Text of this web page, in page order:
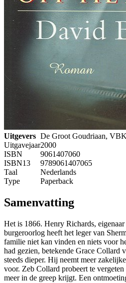
Uitgevers De Groot Goudriaan,
Uitgavejaar2000
ISBN
9061407060
ISBN13
9789061407065
Taal
Nederlands
Type
Paperback
Samenvatting
Het is 1866. Henry Richards,
burgeroorlog heeft het leger van
familie niet kan vinden en niets voor
had gezien, betekende Grace Collard
steeds dieper. Hij neemt meer
voor. Zeb Collard probeert te
meer in de greep krijgt. Een